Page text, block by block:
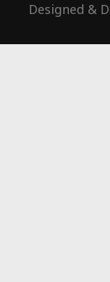
Designed &